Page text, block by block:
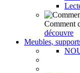
Comment
découvre
Meubles,